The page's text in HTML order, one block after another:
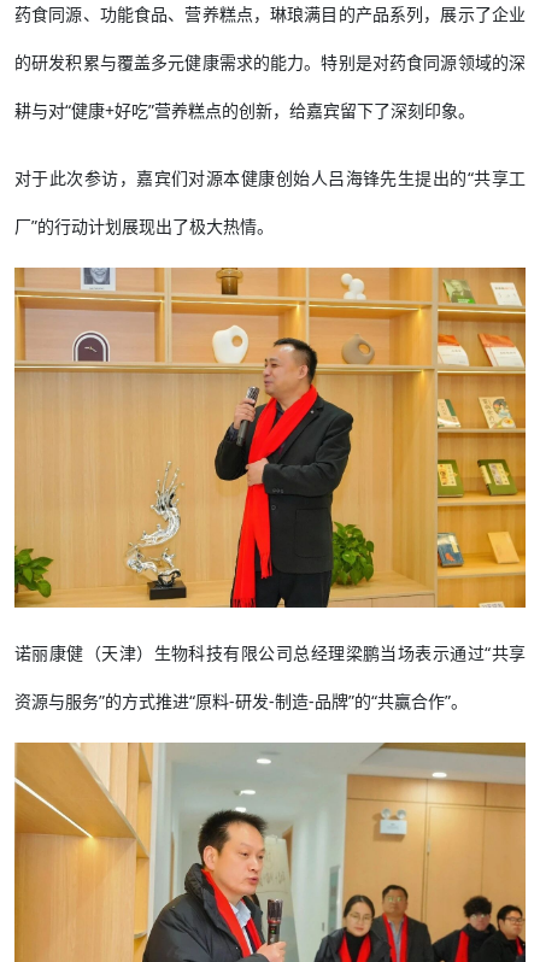
药食同源、功能食品、营养糕点，琳琅满目的产品系列，展示了企业
的研发积累与覆盖多元健康需求的能力。特别是对药食同源领域的深
耕与对“健康+好吃”营养糕点的创新，给嘉宾留下了深刻印象。
对于此次参访，嘉宾们对源本健康创始人吕海锋先生提出的“共享工
厂”的行动计划展现出了极大热情。
诺丽康健（天津）生物科技有限公司总经理梁鹏当场表示通过“共享
资源与服务”的方式推进“原料-研发-制造-品牌”的“共赢合作”。